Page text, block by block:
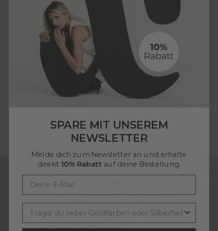
Rücksendungen
SPARE MIT UNSEREM
NEWSLETTER
Melde dich zum Newsletter an und erhalte
direkt 10% Rabatt auf deine Bestellung.